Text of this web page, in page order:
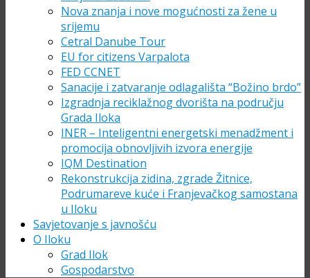
Nova znanja i nove mogućnosti za žene u
srijemu
Cetral Danube Tour
EU for citizens Varpalota
FED CCNET
Sanacije i zatvaranje odlagališta “Božino brdo”
Izgradnja reciklažnog dvorišta na području
Grada Iloka
INER – Inteligentni energetski menadžment i
promocija obnovljivih izvora energije
IQM Destination
Rekonstrukcija zidina, zgrade Žitnice,
Podrumareve kuće i Franjevačkog samostana
u Iloku
Savjetovanje s javnošću
O Iloku
Grad Ilok
Gospodarstvo